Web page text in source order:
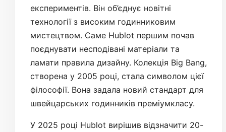
експериментів. Він об’єднує новітні
технології з високим годинниковим
мистецтвом. Саме Hublot першим почав
поєднувати несподівані матеріали та
ламати правила дизайну. Колекція Big Bang,
створена у 2005 році, стала символом цієї
філософії. Вона задала новий стандарт для
швейцарських годинників преміумкласу.
У 2025 році Hublot вирішив відзначити 20-